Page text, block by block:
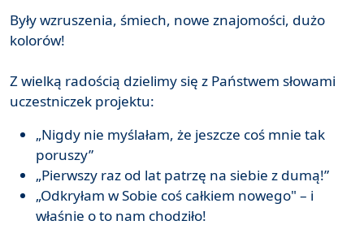
Były wzruszenia, śmiech, nowe znajomości, dużo
kolorów!
Z wielką radością dzielimy się z Państwem słowami
uczestniczek projektu:
„Nigdy nie myślałam, że jeszcze coś mnie tak
poruszy”
„Pierwszy raz od lat patrzę na siebie z dumą!”
„Odkryłam w Sobie coś całkiem nowego" – i
właśnie o to nam chodziło!